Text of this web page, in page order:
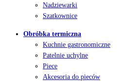
Nadziewarki
Szatkownice
Obróbka termiczna
Kuchnie gastronomiczne
Patelnie uchylne
Piece
Akcesoria do pieców